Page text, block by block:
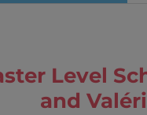
Level
and